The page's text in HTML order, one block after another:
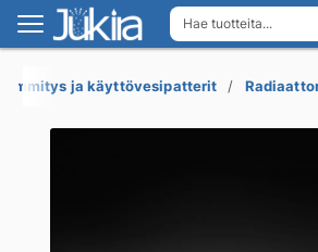
Hae tuotteita...
Siirry
navigointiin
Siirry
sisältöön
ja käyttövesipatterit